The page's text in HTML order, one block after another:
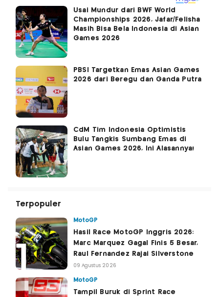
Usai Mundur dari BWF World
Championships 2026, Jafar/Felisha
Masih Bisa Bela Indonesia di Asian
Games 2026
PBSI Targetkan Emas Asian Games
2026 dari Beregu dan Ganda Putra
CdM Tim Indonesia Optimistis
Bulu Tangkis Sumbang Emas di
Asian Games 2026, Ini Alasannya!
Terpopuler
MotoGP
Hasil Race MotoGP Inggris 2026:
Marc Marquez Gagal Finis 5 Besar,
Raul Fernandez Rajai Silverstone
09 Agustus 2026
MotoGP
Tampil Buruk di Sprint Race